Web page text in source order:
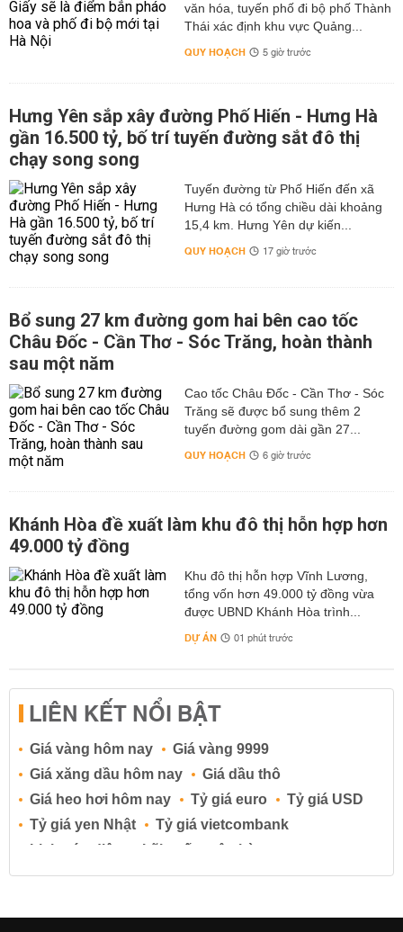
văn hóa, tuyến phố đi bộ phố Thành
Thái xác định khu vực Quảng...
QUY HOẠCH 5 giờ trước
Hưng Yên sắp xây đường Phố Hiến - Hưng Hà
gần 16.500 tỷ, bố trí tuyến đường sắt đô thị
chạy song song
Tuyến đường từ Phố Hiến đến xã
Hưng Hà có tổng chiều dài khoảng
15,4 km. Hưng Yên dự kiến...
QUY HOẠCH 17 giờ trước
Bổ sung 27 km đường gom hai bên cao tốc
Châu Đốc - Cần Thơ - Sóc Trăng, hoàn thành
sau một năm
Cao tốc Châu Đốc - Cần Thơ - Sóc
Trăng sẽ được bổ sung thêm 2
tuyến đường gom dài gần 27...
QUY HOẠCH 6 giờ trước
Khánh Hòa đề xuất làm khu đô thị hỗn hợp hơn
49.000 tỷ đồng
Khu đô thị hỗn hợp Vĩnh Lương,
tổng vốn hơn 49.000 tỷ đồng vừa
được UBND Khánh Hòa trình...
DỰ ÁN 01 phút trước
LIÊN KẾT NỔI BẬT
Giá vàng hôm nay
Giá vàng 9999
Giá xăng dầu hôm nay
Giá dầu thô
Giá heo hơi hôm nay
Tỷ giá euro
Tỷ giá USD
Tỷ giá yen Nhật
Tỷ giá vietcombank
Lịch cúp điện
Lãi suất ngân hàng
Lãi suất tiết kiệm
Lãi suất tiền gửi